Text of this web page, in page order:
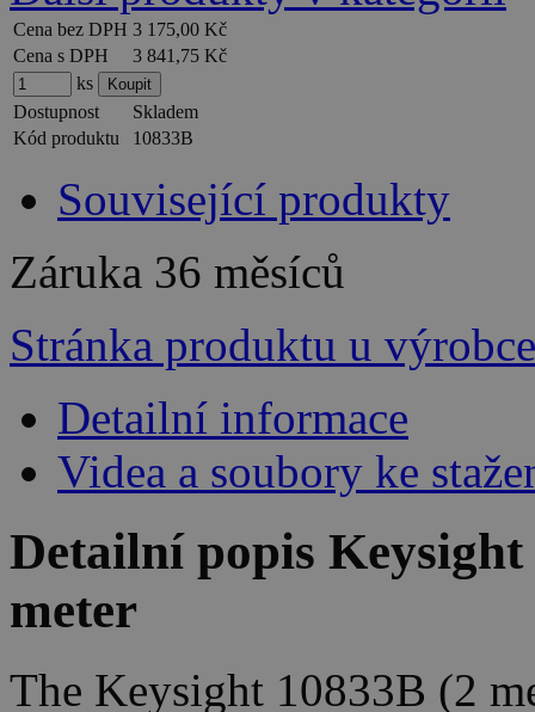
Cena bez DPH 3 175,00 Kč
Cena s DPH
3 841,75 Kč
ks
Dostupnost
Skladem
Kód produktu
10833B
Související produkty
Záruka 36 měsíců
Stránka produktu u výrobce
Detailní informace
Videa a soubory ke
Detailní popis
meter
The Keysight 10833B (2